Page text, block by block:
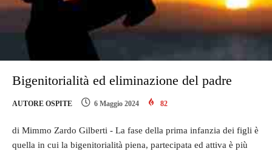
Bigenitorialità ed eliminazione del padre
AUTORE OSPITE 6 Maggio 2024 82
di Mimmo Zardo Gilberti - La fase della prima infanzia dei figli è
quella in cui la bigenitorialità piena, partecipata ed attiva è più